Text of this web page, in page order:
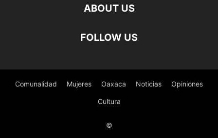
ABOUT US
FOLLOW US
Comunalidad Mujeres Oaxaca Noticias Opiniones
Cultura
©